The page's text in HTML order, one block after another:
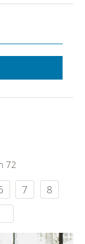
72
7
8